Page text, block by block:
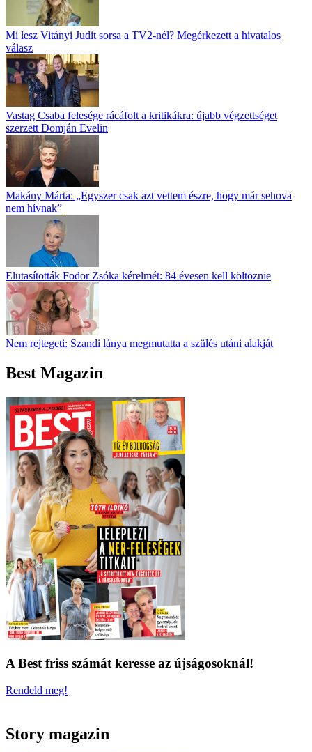
Mi lesz Vitányi Judit sorsa a TV2-nél? Megérkezett a hivatalos
válasz
Vastag Csaba felesége rácáfolt a kritikákra: újabb végzettséget
szerzett Domján Evelin
Makány Márta: „Egyszer csak azt vettem észre, hogy már sehova
nem hívnak”
Elutasították Fodor Zsóka kérelmét: 84 évesen kell költöznie
Nem rejtegeti: Szandi lánya megmutatta a szülés utáni alakját
Best Magazin
A Best friss számát keresse az újságosoknál!
Rendeld meg!
Story magazin